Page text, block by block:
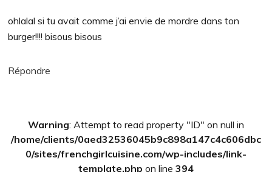
ohlalal si tu avait comme j’ai envie de mordre dans ton
burger!!!! bisous bisous
Répondre
latérale
principale
Warning: Attempt to read property "ID" on null in
/home/clients/0aed32536045b9c898a147c4c606dbc
0/sites/frenchgirlcuisine.com/wp-includes/link-
template.php on line 394